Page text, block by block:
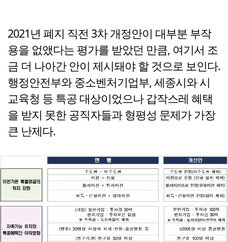
2021년 폐지 직전 3차 개정안이 대부분 부작
용을 없앴다는 평가를 받았던 만큼, 여기서 조
금 더 나아간 안이 제시돼야 할 것으로 보인다.
행정안전부와 중소벤처기업부, 세종시와 시
교육청 등 특공 대상이었으나 갑작스레 혜택
을 받지 못한 공직자들과 형평성 문제가 가장
큰 난제다.